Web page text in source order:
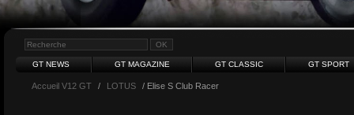
GT NEWS GT MAGAZINE GT CLASSIC GT SPORT
Accueil V12 GT / LOTUS / Elise S Club Racer